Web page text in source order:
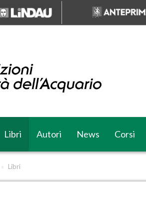
Libri Autori News Corsi
» Libri